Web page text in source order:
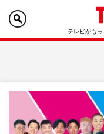
テレビがも